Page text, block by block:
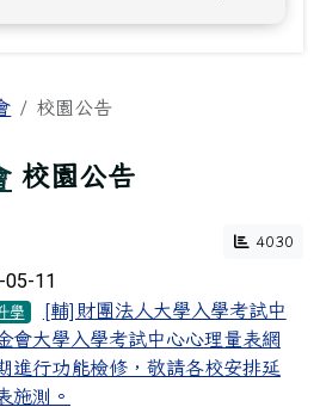
校園公告
校園公告
4030
05-11
學
[輔]財團法人大學入學考試中
會大學入學考試中心心理量表網
進行功能檢修，敬請各校安排延
施測。